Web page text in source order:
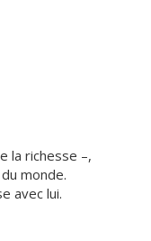
la richesse –,
monde.
avec lui.